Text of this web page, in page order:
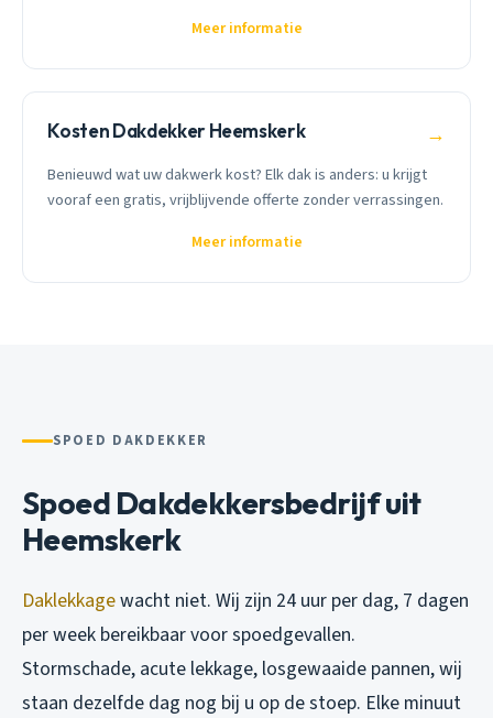
Meer informatie
Kosten Dakdekker Heemskerk →
Benieuwd wat uw dakwerk kost? Elk dak is anders: u krijgt
vooraf een gratis, vrijblijvende offerte zonder verrassingen.
Meer informatie
SPOED DAKDEKKER
Spoed Dakdekkersbedrijf uit
Heemskerk
Daklekkagewacht niet. Wij zijn 24 uur per dag, 7 dagen
per week bereikbaar voor spoedgevallen.
Stormschade, acute lekkage, losgewaaide pannen, wij
staan dezelfde dag nog bij u op de stoep. Elke minuut